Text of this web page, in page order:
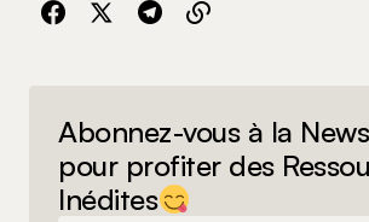
Abonnez-vous à la
pour profiter des
Inédites